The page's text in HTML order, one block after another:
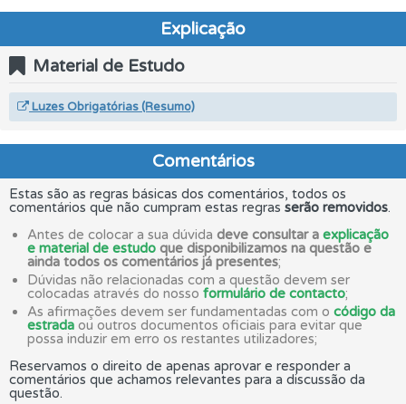
Explicação
Material de Estudo
Luzes Obrigatórias (Resumo)
Comentários
Estas são as regras básicas dos comentários, todos os
comentários que não cumpram estas regras serão removidos.
Antes de colocar a sua dúvida deve consultar a explicação
e material de estudo que disponibilizamos na questão e
ainda todos os comentários já presentes;
Dúvidas não relacionadas com a questão devem ser
colocadas através do nosso formulário de contacto;
As afirmações devem ser fundamentadas com o código da
estrada ou outros documentos oficiais para evitar que
possa induzir em erro os restantes utilizadores;
Reservamos o direito de apenas aprovar e responder a
comentários que achamos relevantes para a discussão da
questão.